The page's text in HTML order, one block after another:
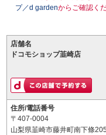
プ／d gardenからご確認くだ
店舗名
ドコモショップ韮崎店
住所/電話番号
〒407-0004
山梨県韮崎市藤井町南下條205